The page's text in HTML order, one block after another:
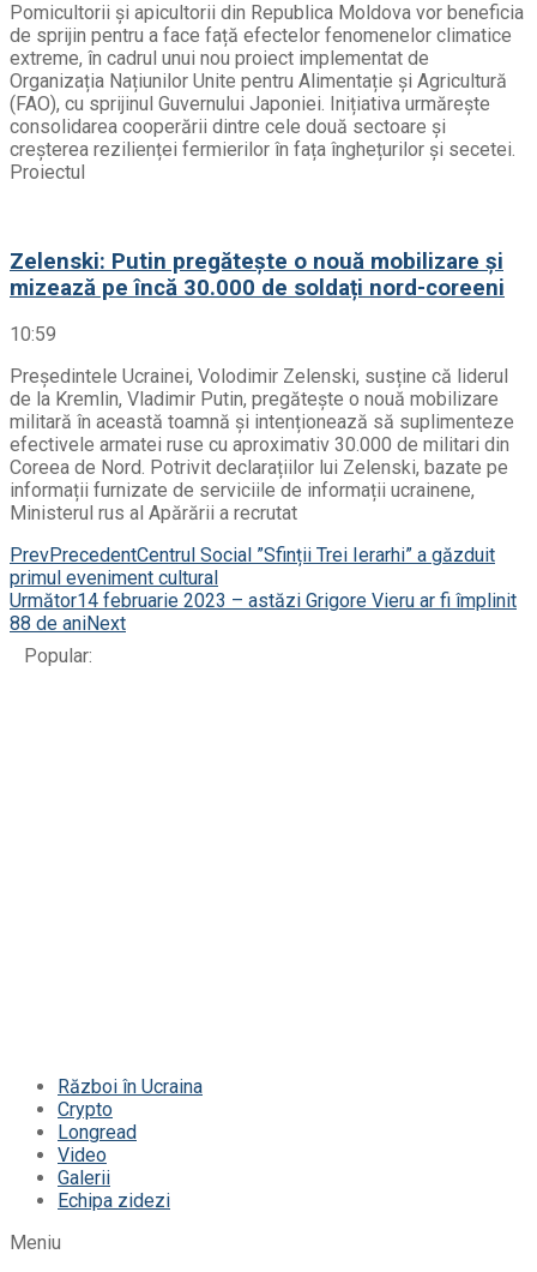
Pomicultorii și apicultorii din Republica Moldova vor beneficia
de sprijin pentru a face față efectelor fenomenelor climatice
extreme, în cadrul unui nou proiect implementat de
Organizația Națiunilor Unite pentru Alimentație și Agricultură
(FAO), cu sprijinul Guvernului Japoniei. Inițiativa urmărește
consolidarea cooperării dintre cele două sectoare și
creșterea rezilienței fermierilor în fața înghețurilor și secetei.
Proiectul
Zelenski: Putin pregătește o nouă mobilizare și
mizează pe încă 30.000 de soldați nord-coreeni
10:59
Președintele Ucrainei, Volodimir Zelenski, susține că liderul
de la Kremlin, Vladimir Putin, pregătește o nouă mobilizare
militară în această toamnă și intenționează să suplimenteze
efectivele armatei ruse cu aproximativ 30.000 de militari din
Coreea de Nord. Potrivit declarațiilor lui Zelenski, bazate pe
informații furnizate de serviciile de informații ucrainene,
Ministerul rus al Apărării a recrutat
PrevPrecedentCentrul Social ”Sfinții Trei Ierarhi” a găzduit
primul eveniment cultural
Următor14 februarie 2023 – astăzi Grigore Vieru ar fi împlinit
88 de aniNext
Popular:
Război în Ucraina
Crypto
Longread
Video
Galerii
Echipa zidezi
Meniu